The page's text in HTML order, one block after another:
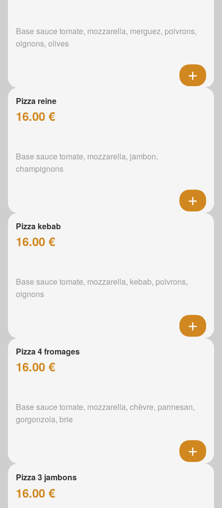
Base sauce tomate, mozzarella, merguez, poivrons,
oignons, olives
Pizza reine
16.00 €
Base sauce tomate, mozzarella, jambon,
champignons
Pizza kebab
16.00 €
Base sauce tomate, mozzarella, kebab, poivrons,
oignons
Pizza 4 fromages
16.00 €
Base sauce tomate, mozzarella, chèvre, parmesan,
gorgonzola, brie
Pizza 3 jambons
16.00 €